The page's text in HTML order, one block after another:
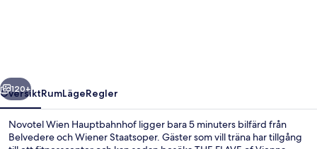
Nästa
120+
ÖversiktRumLägeRegler
Novotel Wien Hauptbahnhof ligger bara 5 minuters bilfärd från
Belvedere och Wiener Staatsoper. Gäster som vill träna har tillgång